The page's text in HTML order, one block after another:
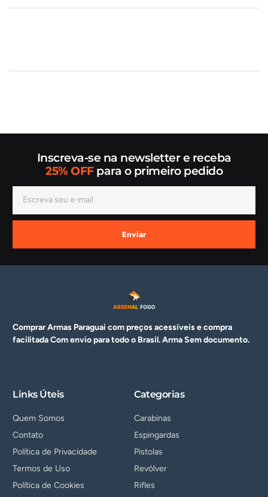
Inscreva-se na newsletter e receba
25% OFFpara o primeiro pedido
Enviar
Comprar Armas Paraguai com preços acessíveis e compra
facilitada Com envio para todo o Brasil. ArmaSem documento.
Links Úteis
Quem Somos
Contato
Política de Privacidade
Termos de Uso
Política de Cookies
Categorias
Carabinas
Espingardas
Pistolas
Revólver
Rifles